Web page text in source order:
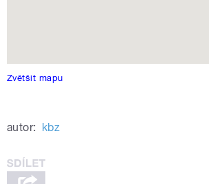
Zvětšit mapu
autor: kbz